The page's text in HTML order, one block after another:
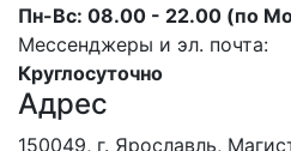
Пн-Вс: 08.00 - 22.00 (по
Мессенджеры и эл. почта:
Круглосуточно
Адрес
150049, г. Ярославль,